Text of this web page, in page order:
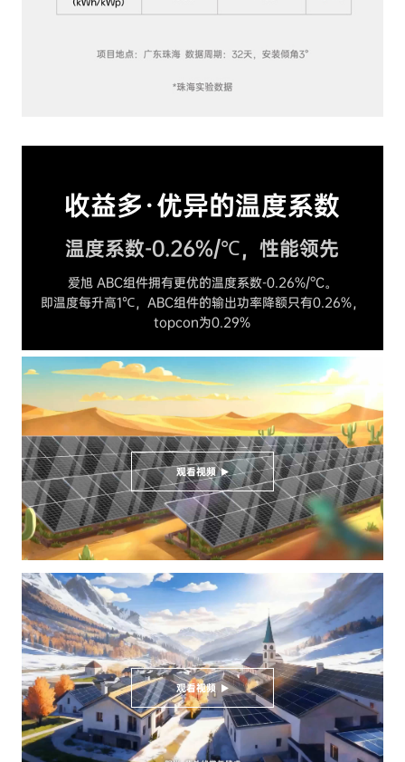
收益多·优异的温度系数
温度系数-0.26%/℃，性能领先
爱旭 ABC组件拥有更优的温度系数-0.26%/°C。
即温度每升高1℃，ABC组件的输出功率降额只有0.26%，
topcon为0.29%
观看视频
观看视频